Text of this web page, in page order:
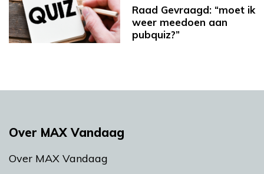
Raad Gevraagd: “moet ik
weer meedoen aan
pubquiz?”
Over MAX Vandaag
Over MAX Vandaag